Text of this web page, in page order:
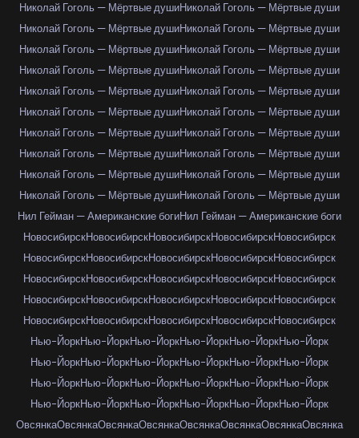
Николай Гоголь — Мёртвые душиНиколай Гоголь — Мёртвые души
Николай Гоголь — Мёртвые душиНиколай Гоголь — Мёртвые души
Николай Гоголь — Мёртвые душиНиколай Гоголь — Мёртвые души
Николай Гоголь — Мёртвые душиНиколай Гоголь — Мёртвые души
Николай Гоголь — Мёртвые душиНиколай Гоголь — Мёртвые души
Николай Гоголь — Мёртвые душиНиколай Гоголь — Мёртвые души
Николай Гоголь — Мёртвые душиНиколай Гоголь — Мёртвые души
Николай Гоголь — Мёртвые душиНиколай Гоголь — Мёртвые души
Николай Гоголь — Мёртвые душиНиколай Гоголь — Мёртвые души
Николай Гоголь — Мёртвые душиНиколай Гоголь — Мёртвые души
Нил Гейман — Американские богиНил Гейман — Американские боги
НовосибирскНовосибирскНовосибирскНовосибирскНовосибирск
НовосибирскНовосибирскНовосибирскНовосибирскНовосибирск
НовосибирскНовосибирскНовосибирскНовосибирскНовосибирск
НовосибирскНовосибирскНовосибирскНовосибирскНовосибирск
НовосибирскНовосибирскНовосибирскНовосибирскНовосибирск
Нью-ЙоркНью-ЙоркНью-ЙоркНью-ЙоркНью-ЙоркНью-Йорк
Нью-ЙоркНью-ЙоркНью-ЙоркНью-ЙоркНью-ЙоркНью-Йорк
Нью-ЙоркНью-ЙоркНью-ЙоркНью-ЙоркНью-ЙоркНью-Йорк
Нью-ЙоркНью-ЙоркНью-ЙоркНью-ЙоркНью-ЙоркНью-Йорк
ОвсянкаОвсянкаОвсянкаОвсянкаОвсянкаОвсянкаОвсянкаОвсянка